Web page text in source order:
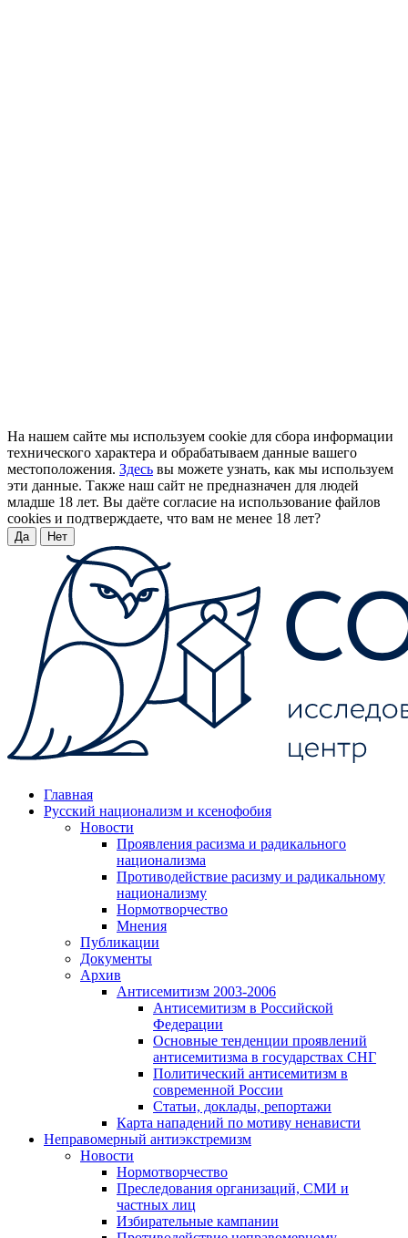
На нашем сайте мы используем cookie для сбора информации
технического характера и обрабатываем данные вашего
местоположения. Здесь вы можете узнать, как мы используем
эти данные. Также наш сайт не предназначен для людей
младше 18 лет. Вы даёте согласие на использование файлов
cookies и подтверждаете, что вам не менее 18 лет?
Да Нет
Главная
Русский национализм и ксенофобия
Новости
Проявления расизма и радикального
национализма
Противодействие расизму и радикальному
национализму
Нормотворчество
Мнения
Публикации
Документы
Архив
Антисемитизм 2003-2006
Антисемитизм в Российской
Федерации
Основные тенденции проявлений
антисемитизма в государствах СНГ
Политический антисемитизм в
современной России
Статьи, доклады, репортажи
Карта нападений по мотиву ненависти
Неправомерный антиэкстремизм
Новости
Нормотворчество
Преследования организаций, СМИ и
частных лиц
Избирательные кампании